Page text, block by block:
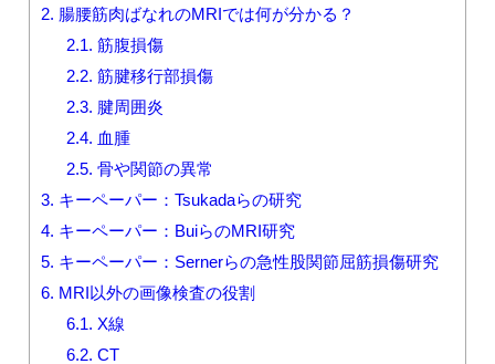
2.
腸腰筋肉ばなれのMRIでは何が分かる？
2.1.
筋腹損傷
2.2. 筋腱移行部損傷
2.3.
腱周囲炎
2.4.
血腫
2.5. 骨や関節の異常
3. キーペーパー：Tsukadaらの研究
4. キーペーパー：BuiらのMRI研究
5. キーペーパー：Sernerらの急性股関節屈筋損傷研究
6.
MRI以外の画像検査の役割
6.1.
X線
6.2. CT